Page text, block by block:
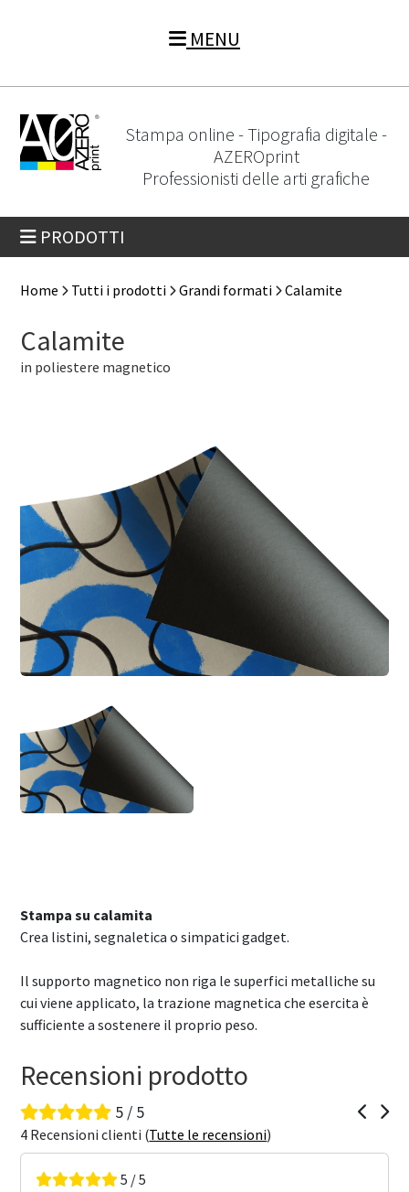
MENU
Stampa online - Tipografia digitale -
AZEROprint
Professionisti delle arti grafiche
PRODOTTI
Home Tutti i prodotti Grandi formati Calamite
Calamite
in poliestere magnetico
Stampa su calamita
Crea listini, segnaletica o simpatici gadget.
Il supporto magnetico non riga le superfici metalliche su
cui viene applicato, la trazione magnetica che esercita è
sufficiente a sostenere il proprio peso.
Recensioni prodotto
5 / 5
4 Recensioni clienti (Tutte le recensioni)
5 / 5